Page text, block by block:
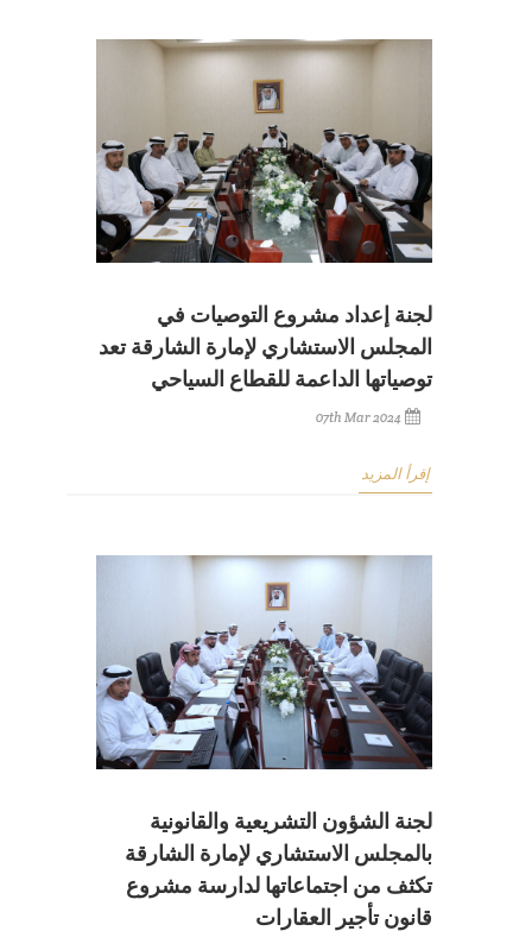
لجنة إعداد مشروع التوصيات في
المجلس الاستشاري لإمارة الشارقة تعد
توصياتها الداعمة للقطاع السياحي
07th Mar 2024
إقرأ المزيد
لجنة الشؤون التشريعية والقانونية
بالمجلس الاستشاري لإمارة الشارقة
تكثف من اجتماعاتها لدارسة مشروع
قانون تأجير العقارات